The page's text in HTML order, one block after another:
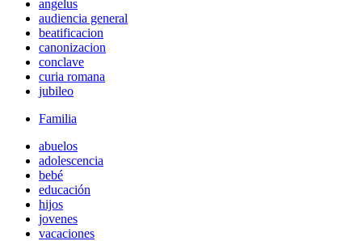
angelus
audiencia general
beatificacion
canonizacion
conclave
curia romana
jubileo
Familia
abuelos
adolescencia
bebé
educación
hijos
jovenes
vacaciones